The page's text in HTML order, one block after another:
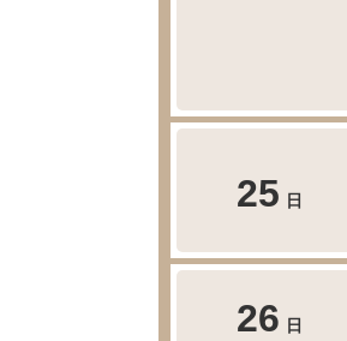
25 日
26 日